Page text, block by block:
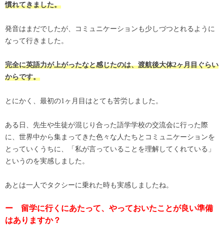
慣れてきました。
発音はまだでしたが、コミュニケーションも少しづつとれるように
なって行きました。
完全に英語力が上がったなと感じたのは、渡航後大体2ヶ月目ぐらい
からです。
とにかく、最初の1ヶ月目はとても苦労しました。
ある日、先生や生徒が混じり合った語学学校の交流会に行った際
に、世界中から集まってきた色々な人たちとコミュニケーションを
とっていくうちに、「私が言っていることを理解してくれている」
というのを実感しました。
あとは一人でタクシーに乗れた時も実感しましたね。
ー 留学に行くにあたって、やっておいたことが良い準備
はありますか？